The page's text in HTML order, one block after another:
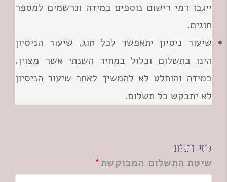
ייגבו דמי רישום נוספים במידה ונרשמים למספר
חוגים.
שיעור ניסיון יתאפשר לכל חוג. שיעור הניסיון
הינו בתשלום וכלול במחיר השנתי אשר מצוין.
במידה והוחלט לא להמשיך לאחר שיעור הניסיון
לא יתבקש כל תשלום.
פרטי התשלום
שיטת התשלום המבוקשת